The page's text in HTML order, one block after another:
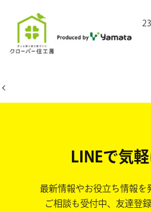
2025年5月
LINEで気
最新情報やお役立ち情報を
ご相談も受付中、友達登